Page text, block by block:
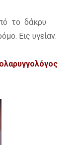
το δάκρυ
Εις υγείαν.